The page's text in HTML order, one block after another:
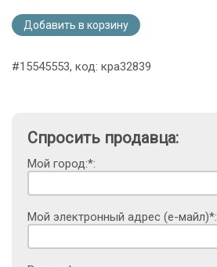
Добавить в корзину
#15545553, код: кра32839
Спросить продавца:
Мой город:*:
Мой электронный адрес (е-майл)*: